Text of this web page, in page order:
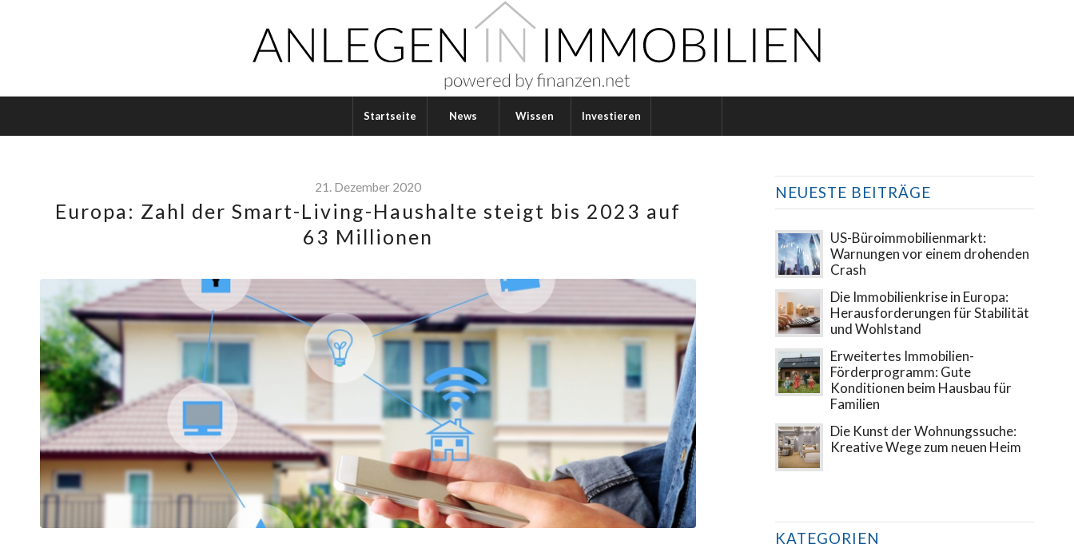
Startseite News Wissen Investieren
21. Dezember 2020
Europa: Zahl der Smart-Living-Haushalte steigt bis 2023 auf
63 Millionen
NEUESTE BEITRÄGE
US-Büroimmobilienmarkt:
Warnungen vor einem drohenden
Crash
Die Immobilienkrise in Europa:
Herausforderungen für Stabilität
und Wohlstand
Erweitertes Immobilien-
Förderprogramm: Gute
Konditionen beim Hausbau für
Familien
Die Kunst der Wohnungssuche:
Kreative Wege zum neuen Heim
KATEGORIEN